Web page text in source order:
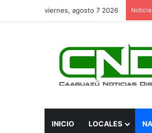
viernes, agosto 7 2026
INICIO LOCALES